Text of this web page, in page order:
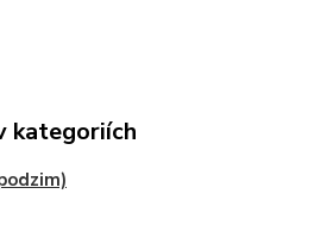
kategoriích